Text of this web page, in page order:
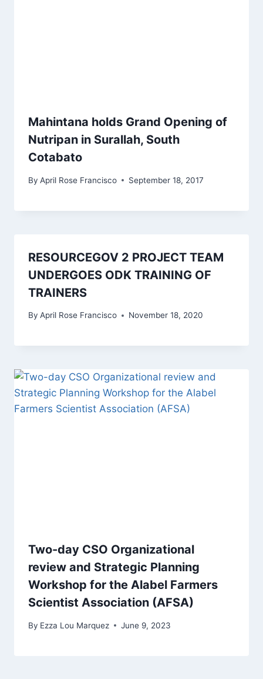
Mahintana holds Grand Opening of
Nutripan in Surallah, South
Cotabato
By April Rose Francisco September 18, 2017
RESOURCEGOV 2 PROJECT TEAM
UNDERGOES ODK TRAINING OF
TRAINERS
By April Rose Francisco November 18, 2020
Two-day CSO Organizational
review and Strategic Planning
Workshop for the Alabel Farmers
Scientist Association (AFSA)
By Ezza Lou Marquez June 9, 2023